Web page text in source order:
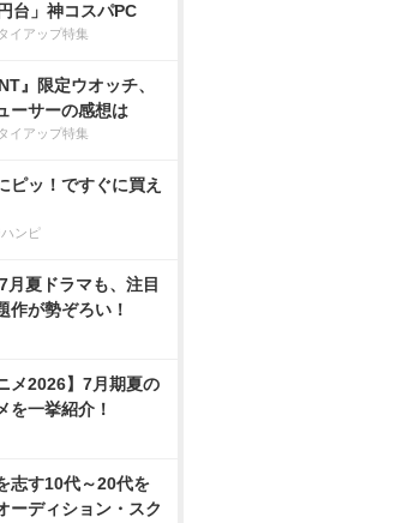
台」神コスパPC
イアップ特集
』限定ウオッチ、
ーサーの感想は
イアップ特集
ピッ！ですぐに買え
ハンピ
月夏ドラマも、注目
作が勢ぞろい！
メ2026】7月期夏の
を一挙紹介！
志す10代～20代を
ーディション・スク